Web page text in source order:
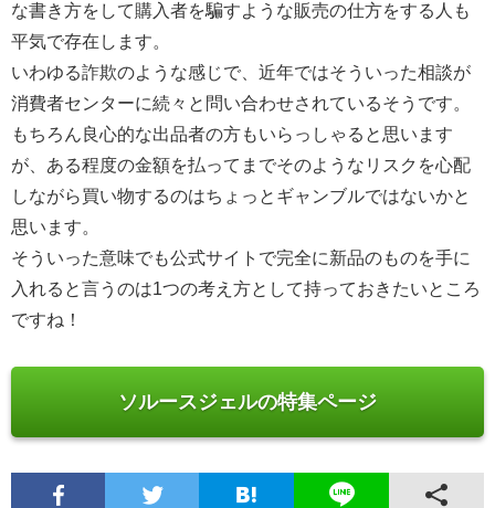
な書き方をして購入者を騙すような販売の仕方をする人も
平気で存在します。
いわゆる詐欺のような感じで、近年ではそういった相談が
消費者センターに続々と問い合わせされているそうです。
もちろん良心的な出品者の方もいらっしゃると思います
が、ある程度の金額を払ってまでそのようなリスクを心配
しながら買い物するのはちょっとギャンブルではないかと
思います。
そういった意味でも公式サイトで完全に新品のものを手に
入れると言うのは1つの考え方として持っておきたいところ
ですね！
ソルースジェルの特集ページ